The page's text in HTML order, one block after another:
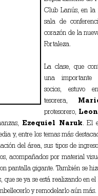
Club Lanús, en la
sala de
corazón de la
Fortaleza.
La clase, que
una importante
socios, estuvo
tesorera,
protesorero,
Ezequiel Naruk. El
y, entre los temas más
del área, sus tipos de
acompañados por material
pantalla gigante. También se
que se ya se está realizando en
y remodelarlo aún más.